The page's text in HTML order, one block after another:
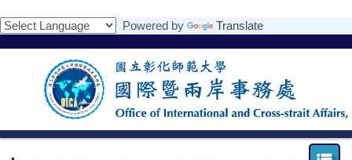
到
主
Powered by Translate